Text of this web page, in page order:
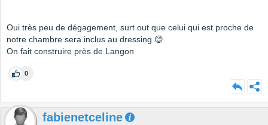
Oui très peu de dégagement, surt out que celui qui est proche de
notre chambre sera inclus au dressing 😊
On fait construire près de Langon
0
fabienetceline